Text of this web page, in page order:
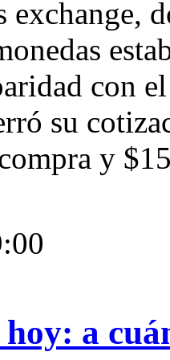
exchange,
con
su
y
a